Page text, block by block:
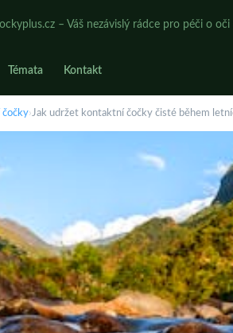
– Váš nezávislý rádce pro péči o
Témata Kontakt
čočky›Jak udržet kontaktní čočky čisté během